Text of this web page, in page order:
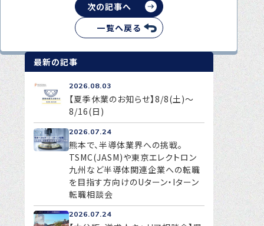
一覧へ戻る
次の記事へ
最新の記事
2026.08.03
【夏季休業のお知らせ】8/8(土)～
8/16(日)
2026.07.24
熊本で、半導体業界への挑戦。
TSMC(JASM)や東京エレクトロン
九州など半導体関連企業への転職
を目指す方向けのUターン・Iターン
転職相談会
2026.07.24